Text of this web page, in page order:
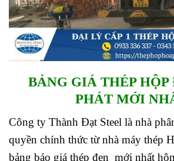
BẢNG GIÁ THÉP
PHÁT MỚI
Công ty Thành Đạt Steel là nhà
quyền chính thức từ nhà máy thép
bảng báo giá thép đen mới nhất